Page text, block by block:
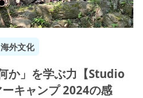
海外文化
か」を学ぶ力【Studio
キャンプ 2024の感